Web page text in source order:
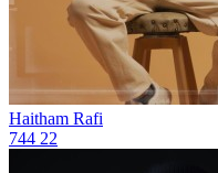
Haitham Rafi
744 22